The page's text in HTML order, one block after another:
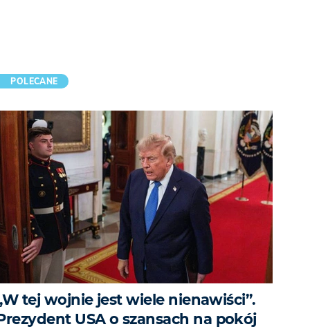
POLECANE
tej wojnie jest wiele nienawiści”.
USA o szansach na pokój